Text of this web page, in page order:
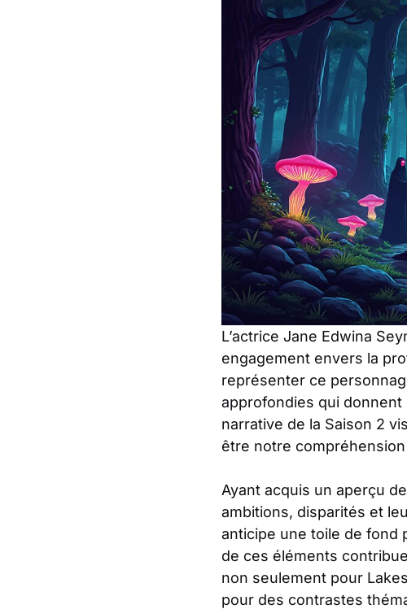
L’actrice Jane Edwina
engagement envers la
représenter ce
approfondies qui donnent
narrative de la Saison 2
être notre
Ayant acquis un aperçu
ambitions, disparités et
anticipe une toile de fond
de ces éléments
non seulement pour
pour des contrastes